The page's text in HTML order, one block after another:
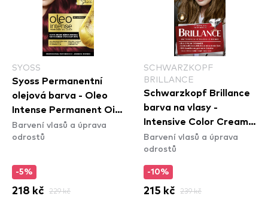
SYOSS
Syoss Permanentní
olejová barva - Oleo
Intense Permanent Oil
Color - 5-92 Bright Red
Barvení vlasů a úprava
odrostů
-5%
218 kč 229 kč
SCHWARZKOPF
BRILLANCE
Schwarzkopf Brillance
barva na vlasy -
Intensive Color Cream -
864 Fawn
Barvení vlasů a úprava
odrostů
-10%
215 kč 239 kč